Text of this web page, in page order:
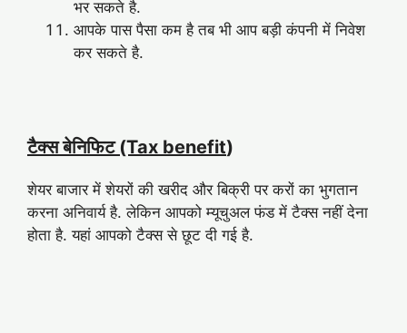
भर सकते है.
आपके पास पैसा कम है तब भी आप बड़ी कंपनी में निवेश
कर सकते है.
टैक्स बेनिफिट (Tax benefit)
शेयर बाजार में शेयरों की खरीद और बिक्री पर करों का भुगतान
करना अनिवार्य है. लेकिन आपको म्यूचुअल फंड में टैक्स नहीं देना
होता है. यहां आपको टैक्स से छूट दी गई है.